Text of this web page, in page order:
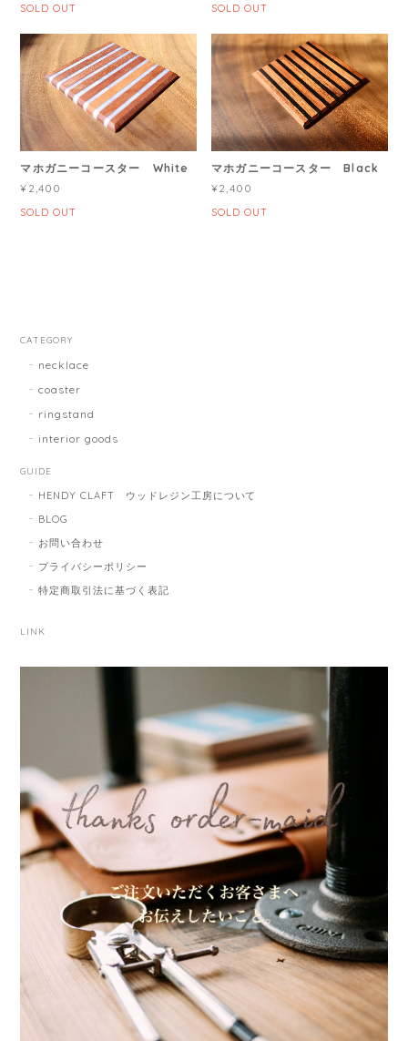
SOLD OUT SOLD OUT
マホガニーコースター White
¥2,400
SOLD OUT
マホガニーコースター Black
¥2,400
SOLD OUT
CATEGORY
necklace
coaster
ringstand
interior goods
GUIDE
HENDY CLAFT ウッドレジン工房について
BLOG
お問い合わせ
プライバシーポリシー
特定商取引法に基づく表記
LINK